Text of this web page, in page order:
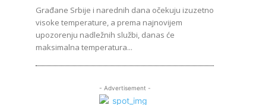
Građane Srbije i narednih dana očekuju izuzetno
visoke temperature, a prema najnovijem
upozorenju nadležnih službi, danas će
maksimalna temperatura...
- Advertisement -